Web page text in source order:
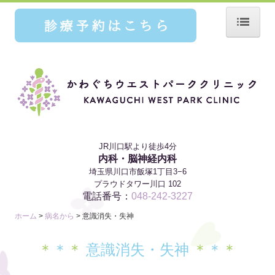
診療案内
症状から
設備紹介
JR川口駅より徒歩4分
内科・脳神経内科
埼玉県川口市飯塚1丁目3−6
プラウドタワー川口 102
電話番号： 048-242-3227
ホーム 病名から 意識消失・失神
＊ ＊ ＊ 意識消失・失神 ＊ ＊ ＊